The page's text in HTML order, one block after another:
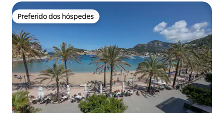
Preferido dos hóspedes
Preferido dos hóspedes